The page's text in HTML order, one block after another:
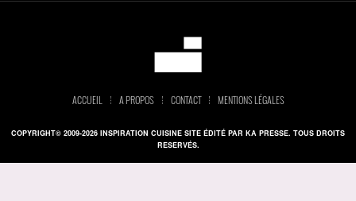
ACCUEIL A PROPOS CONTACT MENTIONS LÉGALES
COPYRIGHT© 2009-2026 INSPIRATION CUISINE SITE ÉDITÉ PAR KA PRESSE. TOUS DROITS
RESERVÉS.